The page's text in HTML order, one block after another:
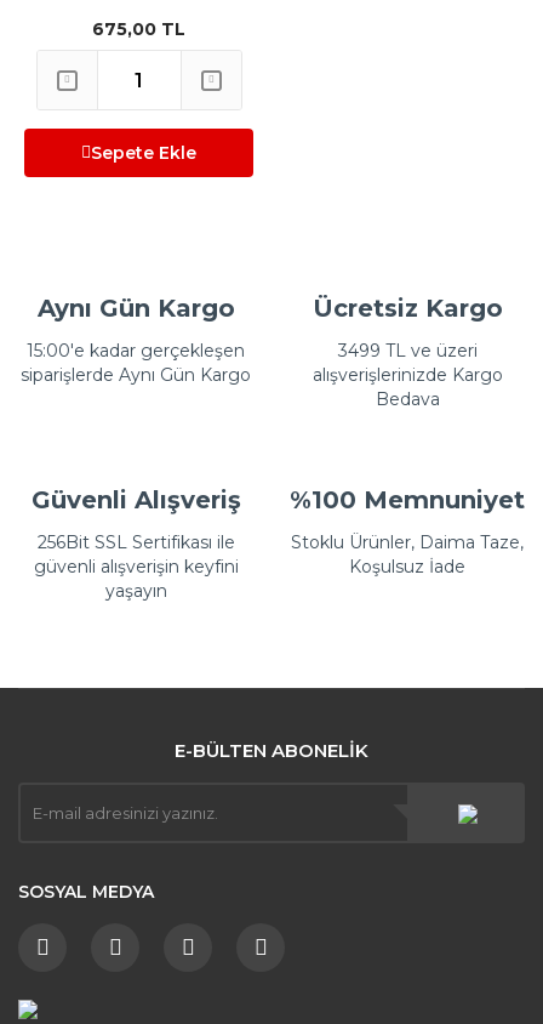
675,00 TL
Sepete Ekle
Aynı Gün Kargo
15:00'e kadar gerçekleşen
siparişlerde Aynı Gün Kargo
Ücretsiz Kargo
3499 TL ve üzeri
alışverişlerinizde Kargo
Bedava
Güvenli Alışveriş
256Bit SSL Sertifikası ile
güvenli alışverişin keyfini
yaşayın
%100 Memnuniyet
Stoklu Ürünler, Daima Taze,
Koşulsuz İade
E-BÜLTEN ABONELİK
SOSYAL MEDYA